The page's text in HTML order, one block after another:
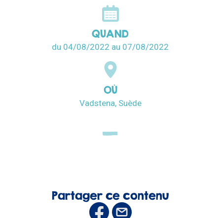
QUAND
du 04/08/2022 au 07/08/2022
OÙ
Vadstena, Suède
Partager ce contenu